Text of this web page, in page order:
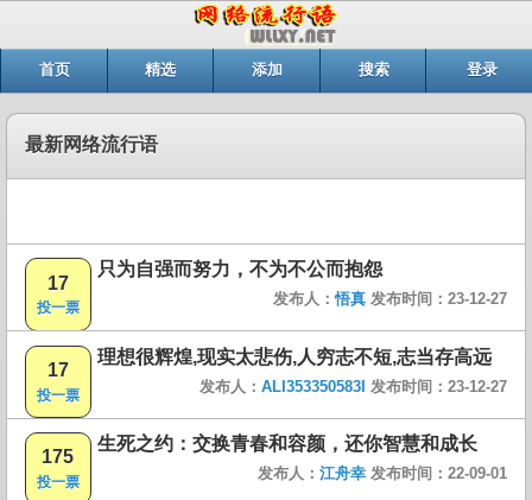
首页 精选 添加 搜索 登录
最新网络流行语
17
投一票
只为自强而努力，不为不公而抱怨
发布人：悟真 发布时间：23-12-27
17
投一票
理想很辉煌,现实太悲伤,人穷志不短,志当存高远
发布人： ALI353350583I 发布时间：23-12-27
175
投一票
生死之约：交换青春和容颜，还你智慧和成长
发布人： 江舟幸 发布时间：22-09-01